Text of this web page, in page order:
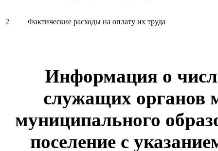
2 Фактические расходы на оплату их труда
Информация о
служащих органов
муниципального
поселение с